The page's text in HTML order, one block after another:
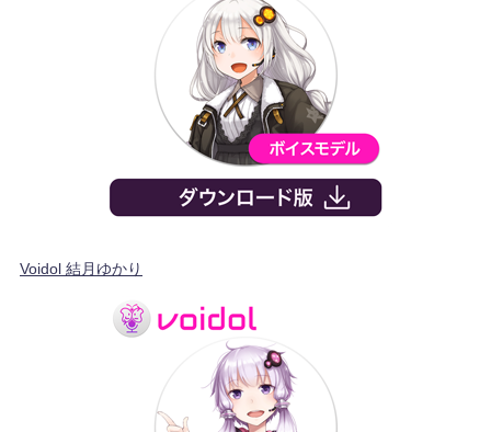
Voidol 結月ゆかり